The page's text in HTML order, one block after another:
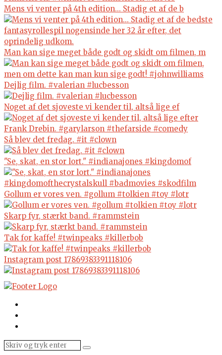
Mens vi venter på 4th edition... Stadig et af de b
Man kan sige meget både godt og skidt om filmen, m
Dejlig film. #valerian #lucbesson
Noget af det sjoveste vi kender til, altså lige ef
Så blev det fredag. #it #clown
"Se, skat, en stor lort." #indianajones #kingdomof
Gollum er vores ven. #gollum #tolkien #toy #lotr
Skarp fyr, stærkt band. #rammstein
Tak for kaffe! #twinpeaks #killerbob
Instagram post 17869383391118106